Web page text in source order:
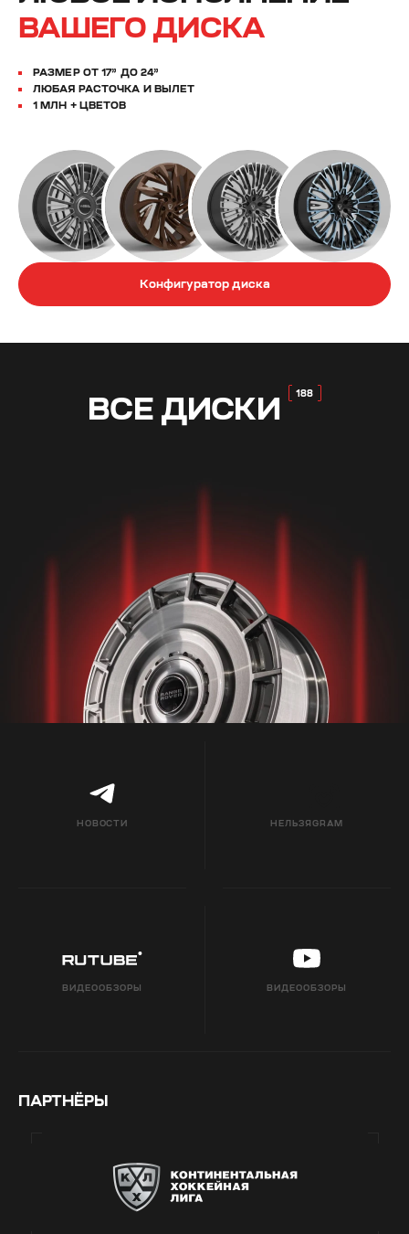
ВАШЕГО ДИСКА
РАЗМЕР ОТ 17” ДО 24”
ЛЮБАЯ РАСТОЧКА И ВЫЛЕТ
1 МЛН + ЦВЕТОВ
Конфигуратор диска
ВСЕ ДИСКИ
НОВОСТИ НЕЛЬЗЯGRAM
ВИДЕООБЗОРЫ ВИДЕООБЗОРЫ
ПАРТНЁРЫ